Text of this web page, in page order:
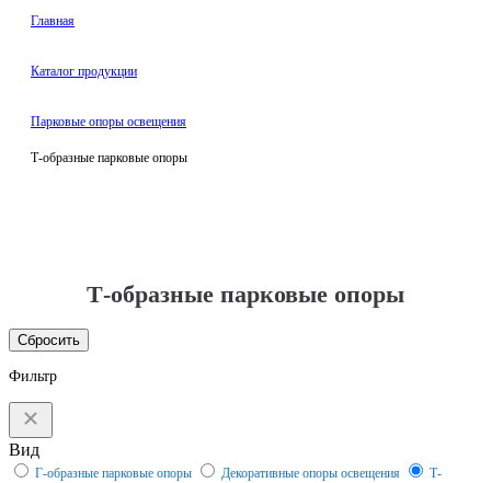
Главная
Каталог продукции
Парковые опоры освещения
Т-образные парковые опоры
Т-образные парковые опоры
Сбросить
Фильтр
Вид
Г-образные парковые опоры Декоративные опоры освещения
Т-